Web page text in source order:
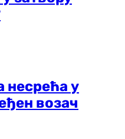
несрећа у
возач